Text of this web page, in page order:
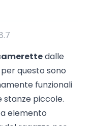
dalle
questo sono
funzionali
stanze piccole.
elemento